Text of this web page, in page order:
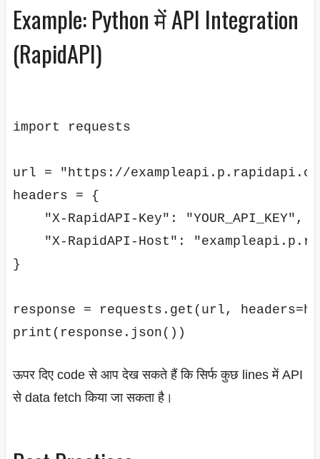
Example: Python में API Integration
(RapidAPI)
import requests
url = "https://
headers = {
    "X-RapidAPI-Key": "YOUR_API_KEY",
"X-RapidAPI-Host":
}
response = requests.get(url,
ऊपर दिए code से आप देख सकते हैं कि सिर्फ कुछ lines में API
से data fetch किया जा सकता है।